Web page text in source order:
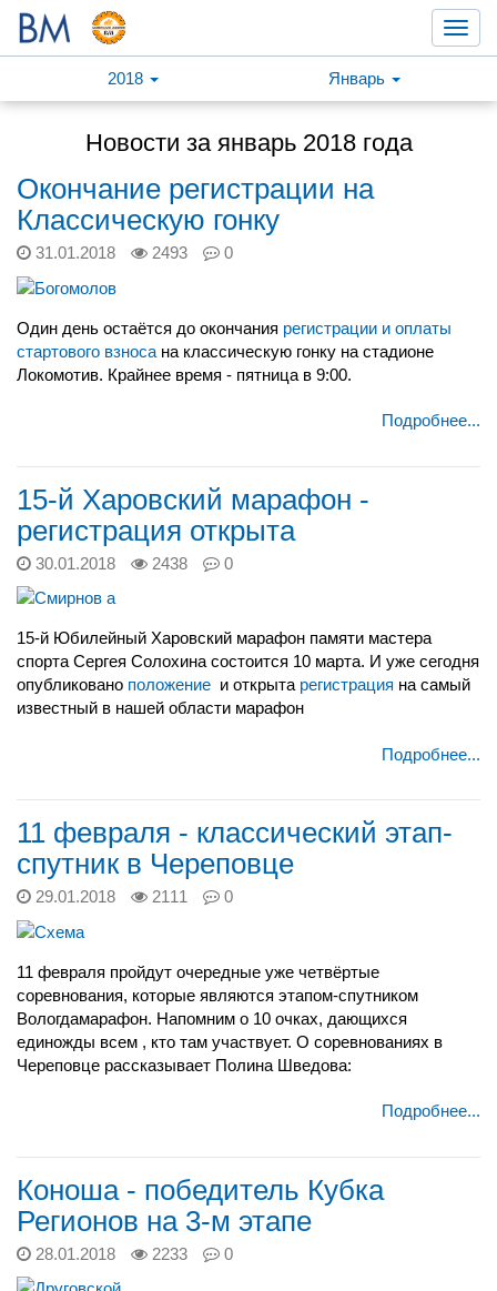
2018
Январь
Новости за январь 2018 года
Окончание регистрации на
Классическую гонку
31.01.2018 2493 0
Один день остаётся до окончания регистрации и оплаты
стартового взноса на классическую гонку на стадионе
Локомотив. Крайнее время - пятница в 9:00.
Подробнее...
15-й Харовский марафон -
регистрация открыта
30.01.2018 2438 0
15-й Юбилейный Харовский марафон памяти мастера
спорта Сергея Солохина состоится 10 марта. И уже сегодня
опубликовано положение и открыта регистрация на самый
известный в нашей области марафон
Подробнее...
11 февраля - классический этап-
спутник в Череповце
29.01.2018 2111 0
11 февраля пройдут очередные уже четвёртые
соревнования, которые являются этапом-спутником
Вологдамарафон. Напомним о 10 очках, дающихся
единожды всем , кто там участвует. О соревнованиях в
Череповце рассказывает Полина Шведова:
Подробнее...
Коноша - победитель Кубка
Регионов на 3-м этапе
28.01.2018 2233 0